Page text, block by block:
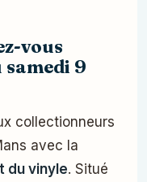
vous
9
collectionneurs
avec la
du vinyle. Situé